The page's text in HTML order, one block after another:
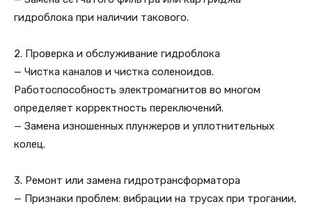
гидроблока при наличии такового.
2. Проверка и обслуживание гидроблока
— Чистка каналов и чистка соленоидов.
Работоспособность электромагнитов во многом
определяет корректность переключений.
— Замена изношенных плунжеров и уплотнительных
колец.
3. Ремонт или замена гидротрансформатора
— Признаки проблем: вибрации на трусах при трогании,